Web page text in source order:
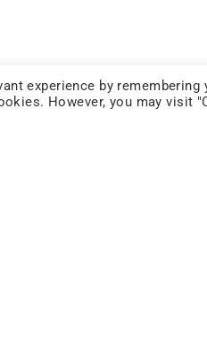
experience by remembering
However, you may visit